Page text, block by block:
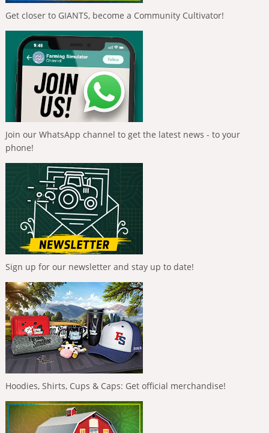
Get closer to GIANTS, become a Community Cultivator!
Join our WhatsApp channel to get the latest news - to your
phone!
Sign up for our newsletter and stay up to date!
Hoodies, Shirts, Cups & Caps: Get official merchandise!